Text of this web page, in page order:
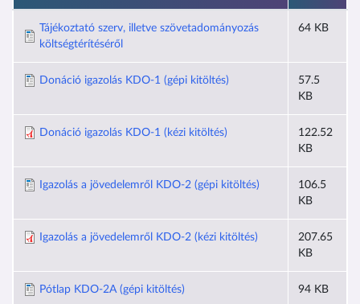
Tájékoztató szerv, illetve szövetadományozás
költségtérítéséről
64 KB
Donáció igazolás KDO-1 (gépi kitöltés)
57.5
KB
Donáció igazolás KDO-1 (kézi kitöltés)
122.52
KB
Igazolás a jövedelemről KDO-2 (gépi kitöltés)
106.5
KB
Igazolás a jövedelemről KDO-2 (kézi kitöltés)
207.65
KB
Pótlap KDO-2A (gépi kitöltés) 94 KB